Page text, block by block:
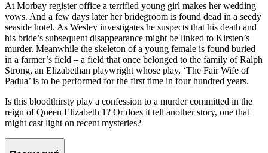
At Morbay register office a terrified young girl makes her wedding
vows. And a few days later her bridegroom is found dead in a seedy
seaside hotel. As Wesley investigates he suspects that his death and
his bride’s subsequent disappearance might be linked to Kirsten’s
murder. Meanwhile the skeleton of a young female is found buried
in a farmer’s field – a field that once belonged to the family of Ralph
Strong, an Elizabethan playwright whose play, ‘The Fair Wife of
Padua’ is to be performed for the first time in four hundred years.
Is this bloodthirsty play a confession to a murder committed in the
reign of Queen Elizabeth 1? Or does it tell another story, one that
might cast light on recent mysteries?